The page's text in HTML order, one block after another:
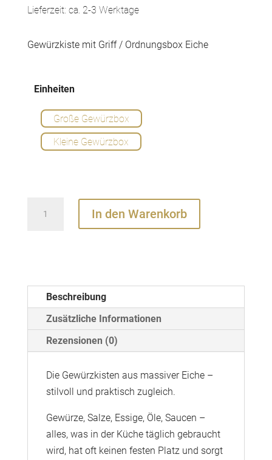
Lieferzeit: ca. 2-3 Werktage
Gewürzkiste mit Griff / Ordnungsbox Eiche
Einheiten
Große Gewürzbox
Kleine Gewürzbox
In den Warenkorb
Beschreibung
Zusätzliche Informationen
Rezensionen (0)
Die Gewürzkisten aus massiver Eiche –
stilvoll und praktisch zugleich.
Gewürze, Salze, Essige, Öle, Saucen –
alles, was in der Küche täglich gebraucht
wird, hat oft keinen festen Platz und sorgt